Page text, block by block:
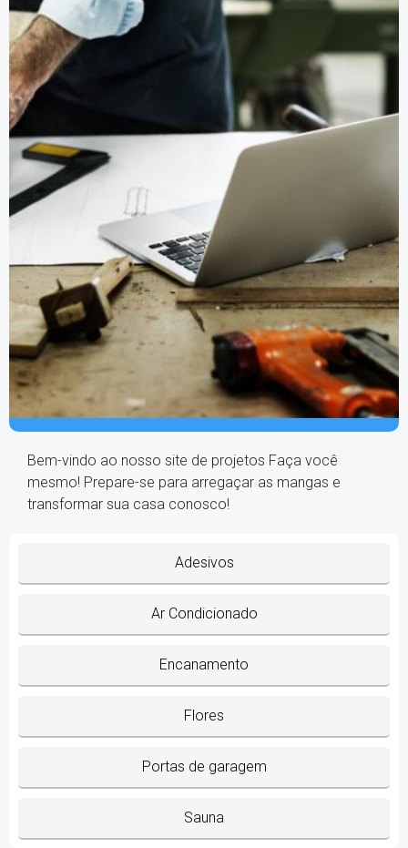
Bem-vindo ao nosso site de projetos Faça você
mesmo! Prepare-se para arregaçar as mangas e
transformar sua casa conosco!
Adesivos
Ar Condicionado
Encanamento
Flores
Portas de garagem
Sauna